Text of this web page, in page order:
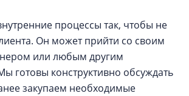
процессы так, чтобы не
Он может прийти со своим
или любым другим
готовы конструктивно обсуждать
закупаем необходимые